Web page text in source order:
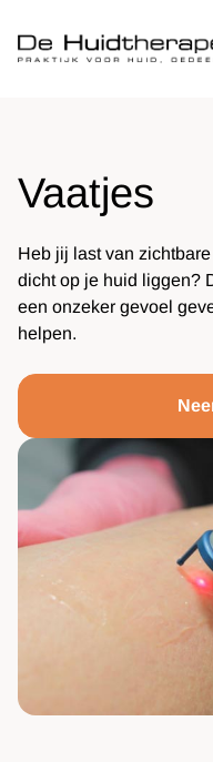
naar
de
Vaatjes
Heb jij last van
dicht op je huid liggen?
een onzeker gevoel
helpen.